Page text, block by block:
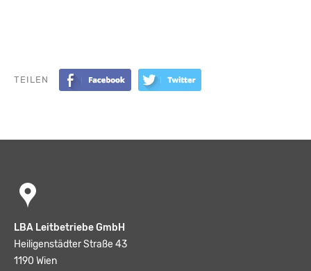
TEILEN
LBA Leitbetriebe GmbH
Heiligenstädter Straße 43
1190 Wien